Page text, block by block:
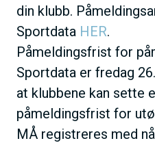
din klubb.
Sportdata HER.
Påmeldingsfrist for
Sportdata er fredag
at klubbene kan sette
påmeldingsfrist for
MÅ registreres med